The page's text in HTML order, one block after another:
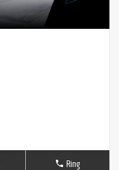
Ring